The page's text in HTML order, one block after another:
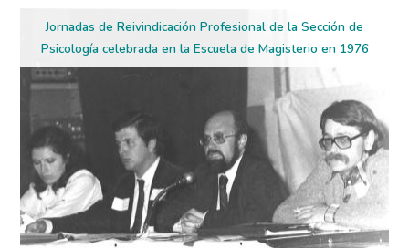
Jornadas de Reivindicación Profesional de la Sección de
Psicología celebrada en la Escuela de Magisterio en 1976